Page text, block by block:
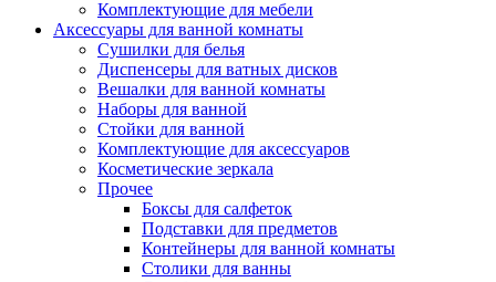
Комплектующие для мебели
Аксессуары для ванной комнаты
Сушилки для белья
Диспенсеры для ватных дисков
Вешалки для ванной комнаты
Наборы для ванной
Стойки для ванной
Комплектующие для аксессуаров
Косметические зеркала
Прочее
Боксы для салфеток
Подставки для предметов
Контейнеры для ванной комнаты
Столики для ванны